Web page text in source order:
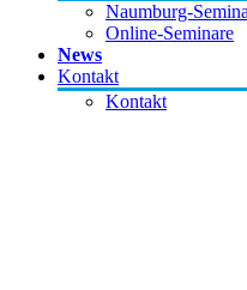
Naumburg-
Online-Seminare
News
Kontakt
Kontakt